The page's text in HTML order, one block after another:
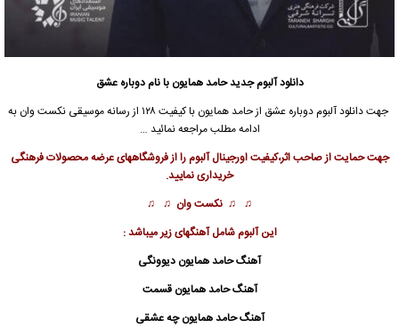
دانلود آلبوم جدیدحامد همایون با نام دوباره عشق
جهتدانلود آلبومدوباره عشق ازحامد همایون
با کیفیت ۱۲۸ از رسانه موسیقی نکست وان به
ادامه مطلب مراجعه نمائید …
جهت حمایت از صاحب اثر،کیفیت اورجینال آلبوم را از فروشگاههای عرضه محصولات فرهنگی
خریداری نمایید.
♫ ♫ نکست وان ♫ ♫
این آلبوم شامل آهنگهای زیر میباشد :
آهنگ حامد همایون دیوونگی
آهنگ حامد همایون قسمت
آهنگ حامد همایون چه عشقی